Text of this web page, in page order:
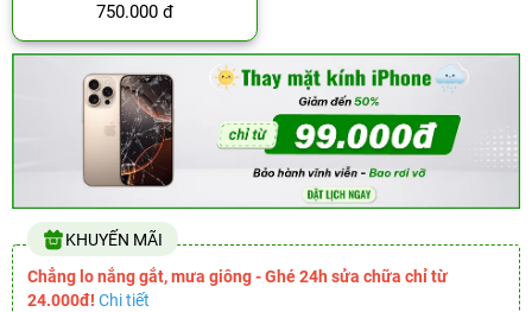
750.000 đ
KHUYẾN MÃI
Chẳng lo nắng gắt, mưa giông - Ghé 24h sửa chữa chỉ từ
24.000đ! Chi tiết